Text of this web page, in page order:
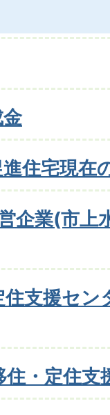
住宅現在
企業(市上
住支援セン
住・定住支